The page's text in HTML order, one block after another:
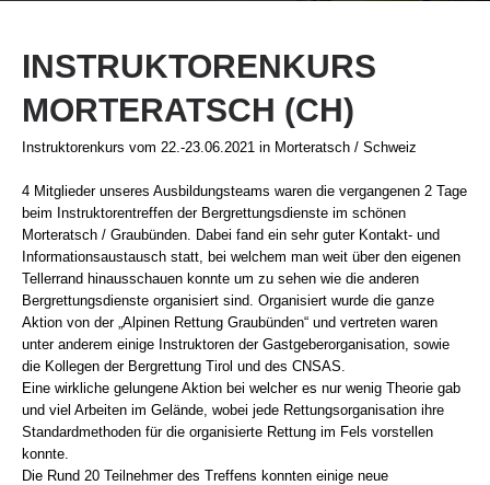
Histoire de l'association
INSTRUKTORENKURS
MORTERATSCH (CH)
Instruktorenkurs vom 22.-23.06.2021 in Morteratsch / Schweiz
4 Mitglieder unseres Ausbildungsteams waren die vergangenen 2 Tage
beim Instruktorentreffen der Bergrettungsdienste im schönen
Morteratsch / Graubünden. Dabei fand ein sehr guter Kontakt- und
Informationsaustausch statt, bei welchem man weit über den eigenen
Tellerrand hinausschauen konnte um zu sehen wie die anderen
Bergrettungsdienste organisiert sind. Organisiert wurde die ganze
Aktion von der „Alpinen Rettung Graubünden“ und vertreten waren
unter anderem einige Instruktoren der Gastgeberorganisation, sowie
die Kollegen der Bergrettung Tirol und des CNSAS.
Eine wirkliche gelungene Aktion bei welcher es nur wenig Theorie gab
und viel Arbeiten im Gelände, wobei jede Rettungsorganisation ihre
Standardmethoden für die organisierte Rettung im Fels vorstellen
konnte.
Die Rund 20 Teilnehmer des Treffens konnten einige neue